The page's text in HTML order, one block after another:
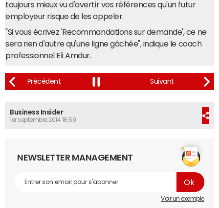
toujours mieux vu d'avertir vos références qu'un futur
employeur risque de les appeler.
"Si vous écrivez 'Recommandations sur demande', ce ne
sera rien d'autre qu'une ligne gâchée", indique le coach
professionnel Eli Amdur.
Business Insider
1er septembre 2014 16:59
NEWSLETTER MANAGEMENT
Voir un exemple